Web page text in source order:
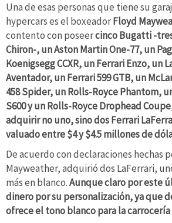
Una de esas personas que tiene su
hypercars es el boxeadorFloyd
contento con poseercinco Bugatti -
Chiron-, un Aston Martin One-77, un
Koenigsegg CCXR, un Ferrari Enzo, un
Aventador, un Ferrari 599 GTB, un
458 Spider, un Rolls-Royce Phantom,
S600 y un Rolls-Royce Drophead
adquirir no uno, sino dos Ferrari
valuado entre $4 y $4.5 millones de
De acuerdo con declaraciones hechas
Mayweather, adquirió dos LaFerrari,
más en blanco.Aunque claro por este
dinero por su personalización, ya que
ofrece el tono blanco para la